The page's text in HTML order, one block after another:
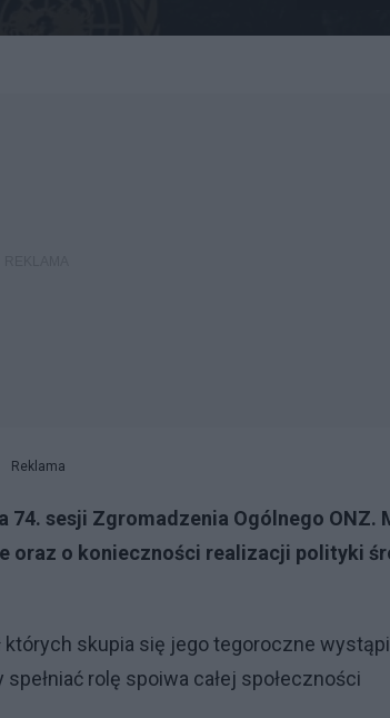
Reklama
74. sesji Zgromadzenia Ogólnego ONZ.
oraz o konieczności realizacji polityki
których skupia się jego tegoroczne
rolę spoiwa całej społeczności